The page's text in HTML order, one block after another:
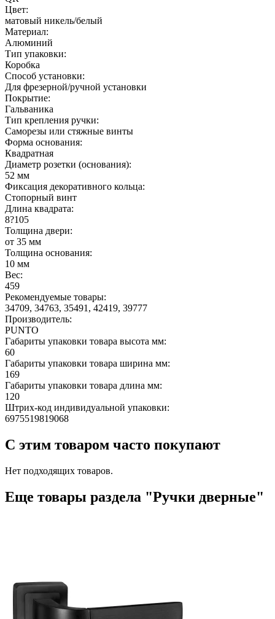
Цвет:
матовый никель/белый
Материал:
Алюминий
Тип упаковки:
Коробка
Способ установки:
Для фрезерной/ручной установки
Покрытие:
Гальваника
Тип крепления ручки:
Саморезы или стяжные винты
Форма основания:
Квадратная
Диаметр розетки (основания):
52 мм
Фиксация декоративного кольца:
Стопорный винт
Длина квадрата:
8?105
Толщина двери:
от 35 мм
Толщина основания:
10 мм
Вес:
459
Рекомендуемые товары:
34709, 34763, 35491, 42419, 39777
Производитель:
PUNTO
Габариты упаковки товара высота мм:
60
Габариты упаковки товара ширина мм:
169
Габариты упаковки товара длина мм:
120
Штрих-код индивидуальной упаковки:
6975519819068
С этим товаром часто покупают
Нет подходящих товаров.
Еще товары раздела "Ручки дверные"